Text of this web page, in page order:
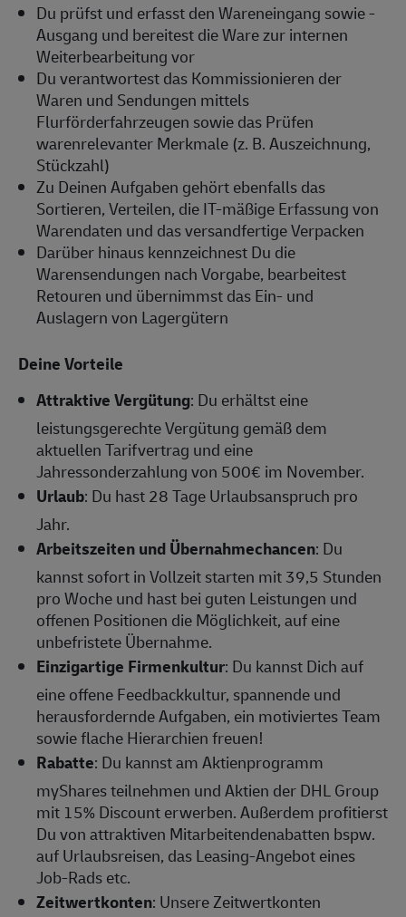
Du prüfst und erfasst den Wareneingang sowie -
Ausgang und bereitest die Ware zur internen
Weiterbearbeitung vor
Du verantwortest das Kommissionieren der
Waren und Sendungen mittels
Flurförderfahrzeugen sowie das Prüfen
warenrelevanter Merkmale (z. B. Auszeichnung,
Stückzahl)
Zu Deinen Aufgaben gehört ebenfalls das
Sortieren, Verteilen, die IT-mäßige Erfassung von
Warendaten und das versandfertige Verpacken
Darüber hinaus kennzeichnest Du die
Warensendungen nach Vorgabe, bearbeitest
Retouren und übernimmst das Ein- und
Auslagern von Lagergütern
Deine Vorteile
Attraktive Vergütung: Du erhältst eine
leistungsgerechte Vergütung gemäß dem
aktuellen Tarifvertrag und eine
Jahressonderzahlung von 500€ im November.
Urlaub: Du hast 28 Tage Urlaubsanspruch pro
Jahr.
Arbeitszeiten und Übernahmechancen: Du
kannst sofort in Vollzeit starten mit 39,5 Stunden
pro Woche und hast bei guten Leistungen und
offenen Positionen die Möglichkeit, auf eine
unbefristete Übernahme.
Einzigartige Firmenkultur: Du kannst Dich auf
eine offene Feedbackkultur, spannende und
herausfordernde Aufgaben, ein motiviertes Team
sowie flache Hierarchien freuen!
Rabatte: Du kannst am Aktienprogramm
myShares teilnehmen und Aktien der DHL Group
mit 15% Discount erwerben. Außerdem profitierst
Du von attraktiven Mitarbeitendenabatten bspw.
auf Urlaubsreisen, das Leasing-Angebot eines
Job-Rads etc.
Zeitwertkonten: Unsere Zeitwertkonten